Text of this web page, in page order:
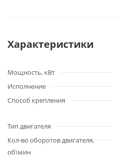
Характеристики
Мощность, кВт
Исполнение
Способ крепления
Тип двигателя
Кол-во оборотов двигателя,
об\мин